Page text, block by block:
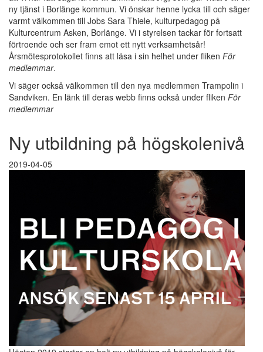
ny tjänst i Borlänge kommun. Vi önskar henne lycka till och säger
varmt välkommen till Jobs Sara Thiele, kulturpedagog på
Kulturcentrum Asken, Borlänge. Vi i styrelsen tackar för fortsatt
förtroende och ser fram emot ett nytt verksamhetsår!
Årsmötesprotokollet finns att läsa i sin helhet under fliken För
medlemmar.
Vi säger också välkommen till den nya medlemmen Trampolin i
Sandviken. En länk till deras webb finns också under fliken För
medlemmar
Ny utbildning på högskolenivå
2019-04-05